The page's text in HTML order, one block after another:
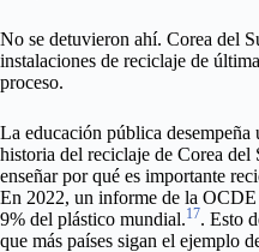
No se detuvieron ahí. Corea del
instalaciones de reciclaje de
proceso.
La educación pública desempeña
historia del reciclaje de Corea del
enseñar por qué es importante
En 2022, un informe de la OCDE
9% del plástico mundial.17. Esto
que más países sigan el ejemplo